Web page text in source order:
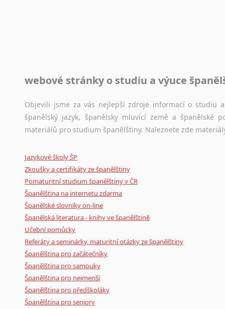
Jazykový korpus je elektronický soubor autentických
původního zdroje textu.
Ostatní pomůcky pro překladatele
poradny a pravidla
webové stránky o studiu a výuce
Objevili jsme za vás nejlepší zdroje informací o studiu
španělský jazyk, španělsky mluvící země a španělské
materiálů pro studium španělštiny. Naleznete zde
Jazykové školy ŠP
Zkoušky a certifikáty ze španělštiny
Pomaturitní studium španělštiny v ČR
Španělština na internetu zdarma
Španělské slovníky on-line
Španělská literatura - knihy ve španělštině
Učební pomůcky
Referáty a seminárky, maturitní otázky ze španělštiny
Španělština pro začátečníky
Španělština pro samouky
Španělština pro nejmenší
Španělština pro předškoláky
Španělština pro seniory